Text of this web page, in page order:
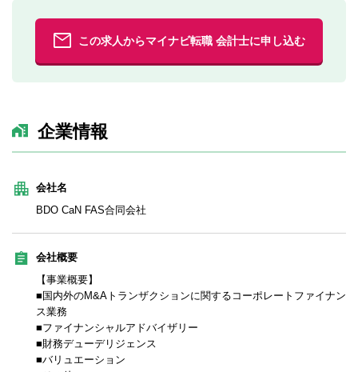
この求人からマイナビ転職 会計士に申し込む
企業情報
会社名
BDO CaN FAS合同会社
会社概要
【事業概要】
■国内外のM&Aトランザクションに関するコーポレートファイナン
ス業務
■ファイナンシャルアドバイザリー
■財務デューデリジェンス
■バリュエーション